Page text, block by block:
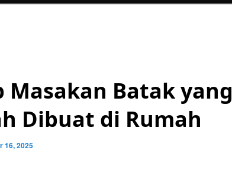
Masakan Batak yang
Dibuat di Rumah
16, 2025